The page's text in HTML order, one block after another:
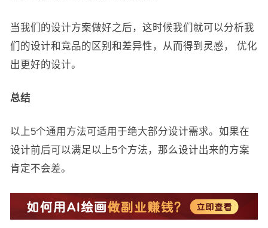
当我们的设计方案做好之后，这时候我们就可以分析我
们的设计和竞品的区别和差异性，从而得到灵感， 优化
出更好的设计。
总结
以上5个通用方法可适用于绝大部分设计需求。如果在
设计前后可以满足以上5个方法，那么设计出来的方案
肯定不会差。